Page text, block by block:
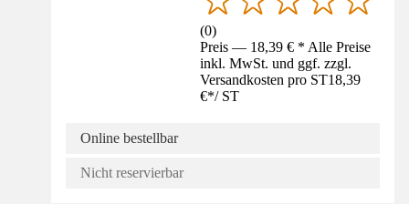
(0)
Preis — 18,39 € * Alle Preise
inkl. MwSt. und ggf. zzgl.
Versandkosten pro ST18,39
€*/ ST
Online bestellbar
Nicht reservierbar